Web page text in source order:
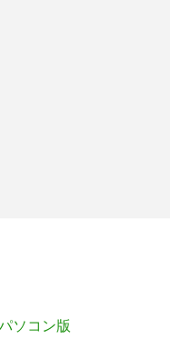
ソコン版